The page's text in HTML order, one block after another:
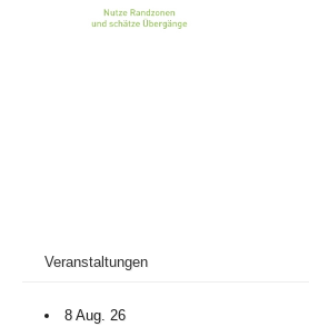
Veranstaltungen
8 Aug. 26